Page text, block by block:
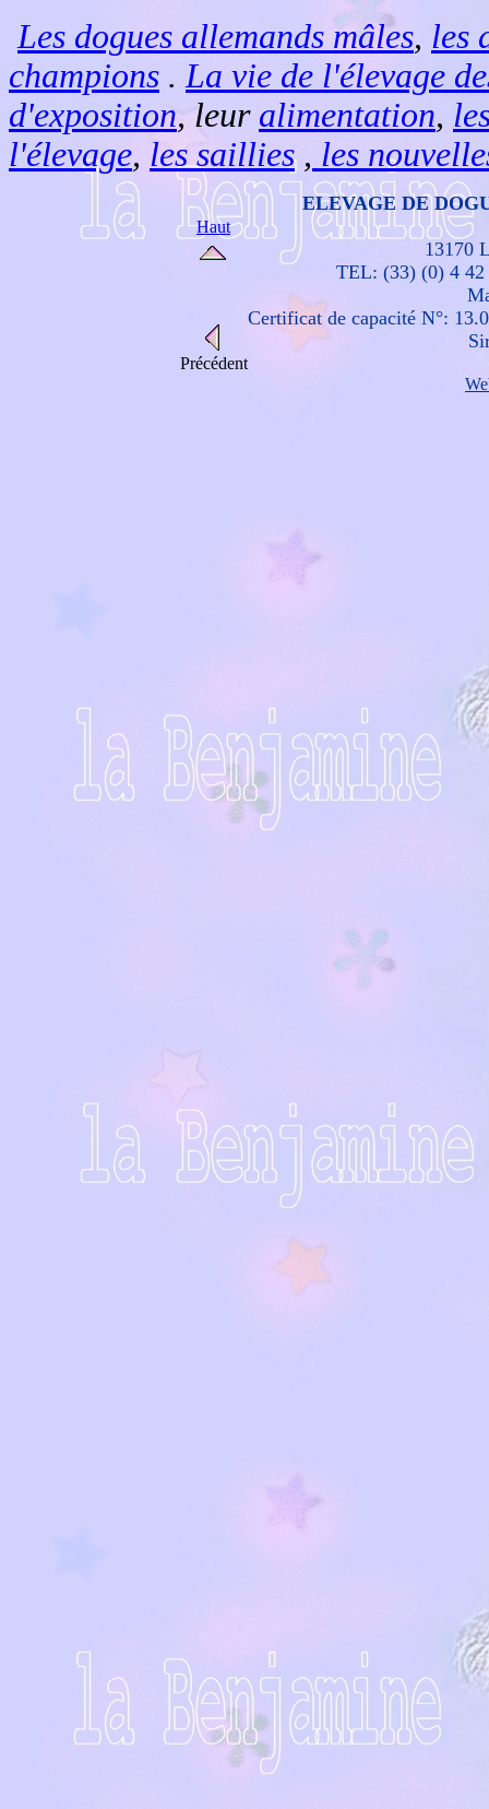
Les dogues allemands mâles, les
champions .La vie de l'élevage
d'exposition, leur alimentation,
l'élevage, les saillies, les
Haut
ELEVAGE DE
13170
TEL: (33) (0) 4
Certificat de capacité N°:
Précédent